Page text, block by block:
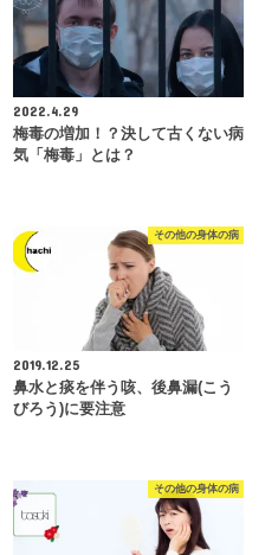
2022.4.29
梅毒の増加！？決して古くない病
気「梅毒」とは？
その他の身体の病
2019.12.25
鼻水と痰を伴う咳、後鼻漏(こう
びろう)に要注意
その他の身体の病